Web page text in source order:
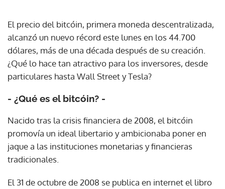
El precio del bitcóin, primera moneda descentralizada,
alcanzó un nuevo récord este lunes en los 44.700
dólares, más de una década después de su creación.
¿Qué lo hace tan atractivo para los inversores, desde
particulares hasta Wall Street y Tesla?
- ¿Qué es el bitcóin? -
Nacido tras la crisis financiera de 2008, el bitcóin
promovía un ideal libertario y ambicionaba poner en
jaque a las instituciones monetarias y financieras
tradicionales.
El 31 de octubre de 2008 se publica en internet el libro